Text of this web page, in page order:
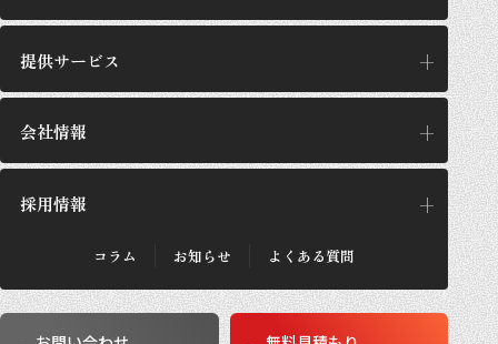
私たちの考え方
提供サービス
提供サービス
GPが選ばれる理由
法人のお客さま
会社情報
企業理念
会社概要
数字で見るGP
事業所紹介
採用情報
採用概要
コラム お知らせ よくある質問